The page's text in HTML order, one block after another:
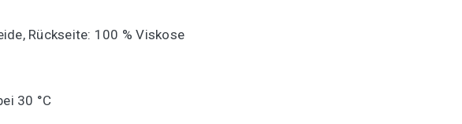
Rückseite: 100 % Viskose
30 °C